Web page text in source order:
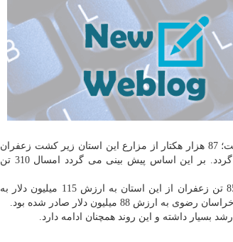
مجتبی مزروعی اضافه كرد: 90 درصد زعفران تولیدی ایران محصول مزارع خراسان است؛ 87 هزار هكتار از مزارع این استان زیر كشت زعفران
قرار دارد و به صورت میانگین از هر هكتار چهار تا پنج كیلوگرم زعفران برداشت می گردد. بر این اساس پیش بینی می گردد امسال 310 تن
جهاد كشاورزی خراسان رضوی افزود: ظرف شش ماه نخست امسال 85 تن زعفران از این استان به ارزش 115 میلیون دلار به
داشته و این روند همچنان ادامه دارد.